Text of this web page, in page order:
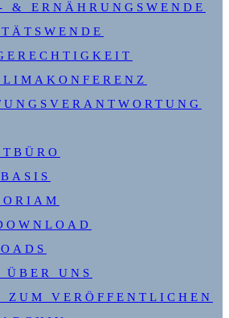
& ERNÄHRUNGSWENDE
ÜBER UNS
ZUM VERÖFFENTLICHEN